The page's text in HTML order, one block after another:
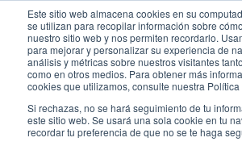
Este sitio web almacena cookies en su
se utilizan para recopilar información sobre
nuestro sitio web y nos permiten recordarlo.
para mejorar y personalizar su experiencia de
análisis y métricas sobre nuestros visitantes
como en otros medios. Para obtener más
cookies que utilizamos, consulte nuestra
Si rechazas, no se hará seguimiento de tu
este sitio web. Se usará una sola cookie en tu
recordar tu preferencia de que no se te haga
contenido
principal
Header
Selector de productos